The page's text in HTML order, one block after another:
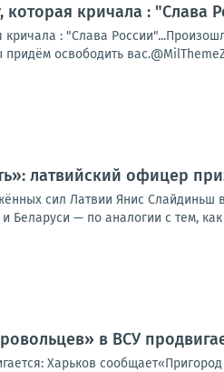
кричала : "Слава
: "Слава
освободить
латвийский офицер
сил Латвии Янис Слайдиньш
Беларуси — по аналогии с тем,
в ВСУ
Харьков